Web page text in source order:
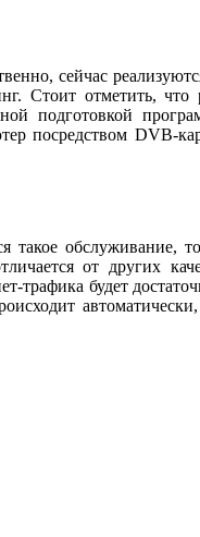
сейчас
Стоит отметить, что
подготовкой
посредством DVB-
такое обслуживание,
от других
трафика будет